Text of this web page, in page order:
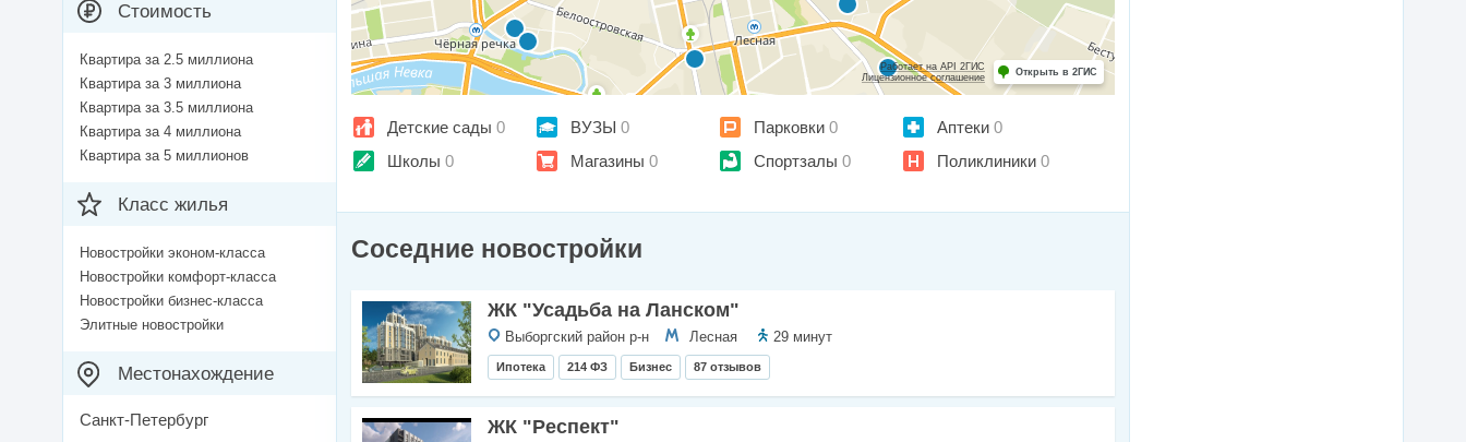
Работает на API 2ГИС
Лицензионное соглашение
Открыть в 2ГИС
Детские сады 0 ВУЗЫ 0 Парковки 0 Аптеки 0
Школы 0 Магазины 0 Спортзалы 0 Поликлиники 0
Соседние новостройки
ЖК "Усадьба на Ланском"
Выборгский район р-н Лесная 29 минут
Ипотека 214 ФЗ Бизнес 87 отзывов
ЖК "Респект"
Стоимость
Квартира за 2.5 миллиона
Квартира за 3 миллиона
Квартира за 3.5 миллиона
Квартира за 4 миллиона
Квартира за 5 миллионов
Класс жилья
Новостройки эконом-класса
Новостройки комфорт-класса
Новостройки бизнес-класса
Элитные новостройки
Местонахождение
Санкт-Петербург